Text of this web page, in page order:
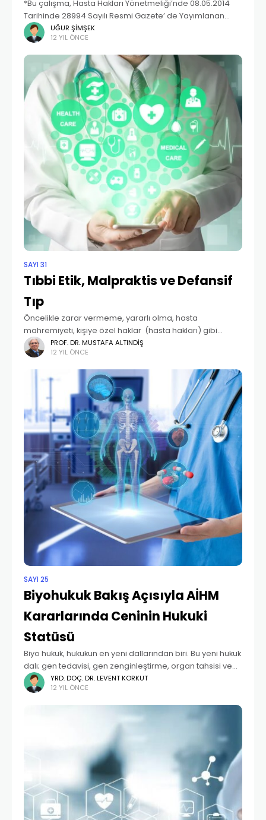
*Bu çalışma, Hasta Hakları Yönetmeliği’nde 08.05.2014
Tarihinde 28994 Sayılı Resmi Gazete’ de Yayımlanan
Yönetmelik ile yapılan değişiklikler doğrultusunda
yeniden gözden geçirilmiştir. Son yıllarda özellikle bilim
ve teknolojide yaşanan gelişmelerin tıp
UĞUR ŞIMŞEK
12 YIL ÖNCE
SAYI 31
Tıbbi Etik, Malpraktis ve Defansif
Tıp
Öncelikle zarar vermeme, yararlı olma, hasta
mahremiyeti, kişiye özel haklar (hasta hakları) gibi
konuları irdeleyen sağlık uygulamalarında etik kavramı,
sağlık yapılanmasında değişen yaklaşımlar ve ritüeller
sebebiyle sağlık hizmetlerinde öncelikli konu
PROF. DR. MUSTAFA ALTINDIŞ
12 YIL ÖNCE
SAYI 25
Biyohukuk Bakış Açısıyla AİHM
Kararlarında Ceninin Hukuki
Statüsü
Biyo hukuk, hukukun en yeni dallarından biri. Bu yeni hukuk
dalı; gen tedavisi, gen zenginleştirme, organ tahsisi ve
nakli, hayvanlardan alınan ya da yapay olarak üretilen
organların insanlara nakli, teknoloji
YRD. DOÇ. DR. LEVENT KORKUT
12 YIL ÖNCE